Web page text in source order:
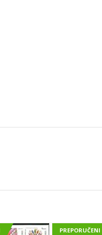
PREPORUČENI